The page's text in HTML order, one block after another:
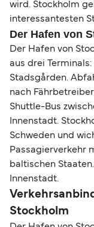
wird. Stockholm
interessantesten
Der Hafen von
Der Hafen von
aus drei
Stadsgården.
nach
Shuttle-Bus
Innenstadt.
Schweden und
Passagierverkehr
baltischen
Innenstadt.
Stockholm